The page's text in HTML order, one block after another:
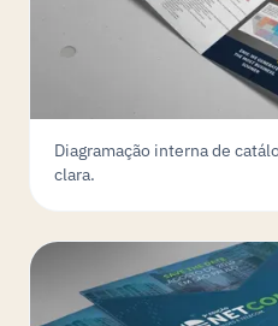
Diagramação interna de
clara.